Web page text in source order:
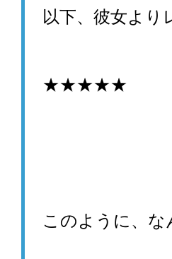
以下、彼女より
★★★★★
このように、な